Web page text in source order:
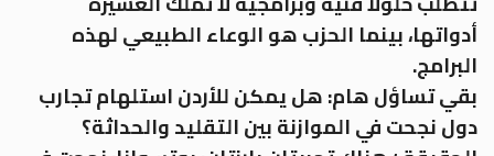
أدواتها، بينما الحزب هو الوعاء الطبيعي لهذه
البرامج.
بقي تساؤل هام: هل يمكن للأردن استلهام تجارب
دول نجحت في الموازنة بين التقليد والحداثة؟